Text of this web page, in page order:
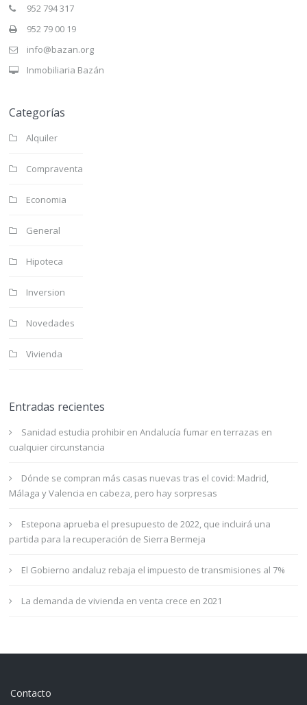
952 794 317
952 79 00 19
info@bazan.org
Inmobiliaria Bazán
Categorías
Alquiler
Compraventa
Economia
General
Hipoteca
Inversion
Novedades
Vivienda
Entradas recientes
Sanidad estudia prohibir en Andalucía fumar en terrazas en
cualquier circunstancia
Dónde se compran más casas nuevas tras el covid: Madrid,
Málaga y Valencia en cabeza, pero hay sorpresas
Estepona aprueba el presupuesto de 2022, que incluirá una
partida para la recuperación de Sierra Bermeja
El Gobierno andaluz rebaja el impuesto de transmisiones al 7%
La demanda de vivienda en venta crece en 2021
Contacto